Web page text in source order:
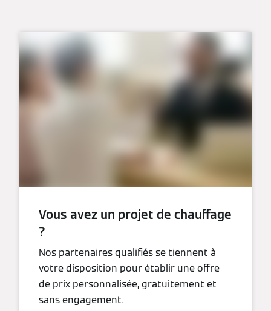
Vous avez un projet de chauffage
?
Nos partenaires qualifiés se tiennent à
votre disposition pour établir une offre
de prix personnalisée, gratuitement et
sans engagement.